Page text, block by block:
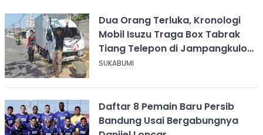
Dua Orang Terluka, Kronologi
Mobil Isuzu Traga Box Tabrak
Tiang Telepon di Jampangkulon
Sukabumi
SUKABUMI
Daftar 8 Pemain Baru Persib
Bandung Usai Bergabungnya